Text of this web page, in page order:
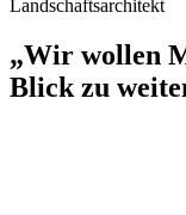
Landschaftsarchitekt
„Wir wollen
Blick zu